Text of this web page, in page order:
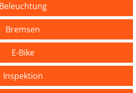
Beleuchtung
Bremsen
E-Bike
Inspektion